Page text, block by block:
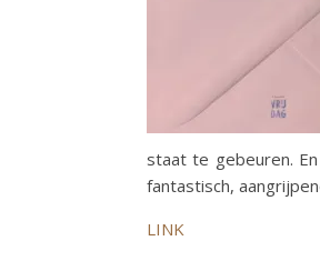
staat te gebeuren.
fantastisch,
LINK